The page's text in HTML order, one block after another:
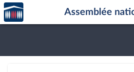
Aller au contenu
Aller en bas de la page
Accèder
à la
page
Assemblée